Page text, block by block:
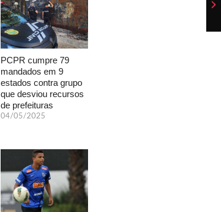
PCPR cumpre 79
mandados em 9
estados contra grupo
que desviou recursos
de prefeituras
04/05/2025